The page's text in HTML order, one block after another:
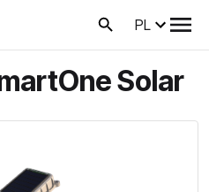
PL
Solar